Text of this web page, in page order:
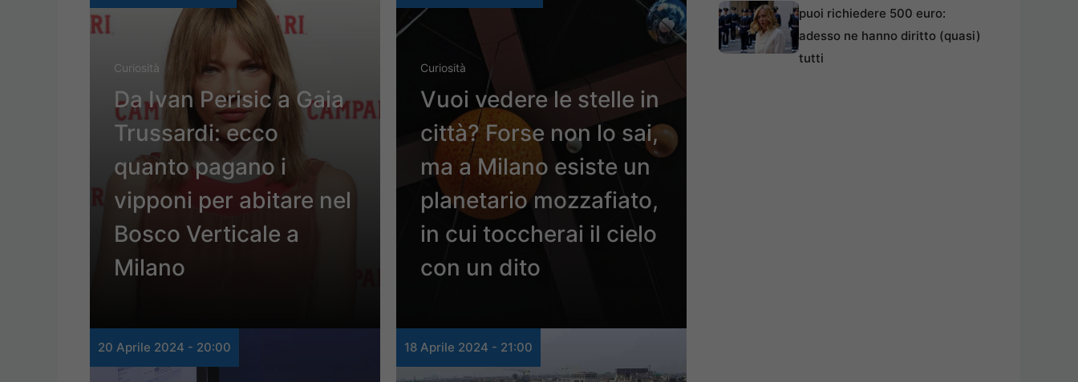
Curiosità
Da Ivan Perisic a Gaia
Trussardi: ecco
quanto pagano i
vipponi per abitare nel
Bosco Verticale a
Milano
Curiosità
Vuoi vedere le stelle in
città? Forse non lo sai,
ma a Milano esiste un
planetario mozzafiato,
in cui toccherai il cielo
con un dito
20 Aprile 2024 - 20:00 18 Aprile 2024 - 21:00
puoi richiedere 500 euro:
adesso ne hanno diritto (quasi)
tutti